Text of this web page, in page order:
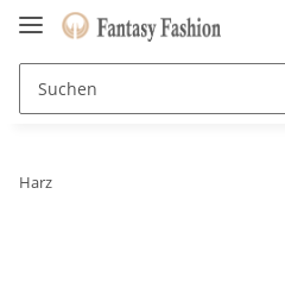
Harz